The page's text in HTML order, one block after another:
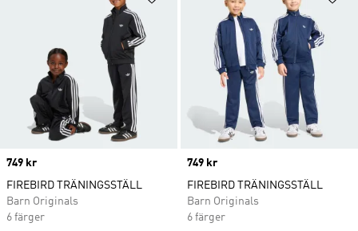
Price
749 kr
FIREBIRD TRÄNINGSSTÄLL
Barn Originals
6 färger
Price
749 kr
FIREBIRD TRÄNINGSSTÄLL
Barn Originals
6 färger